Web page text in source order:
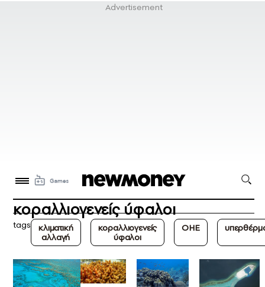
κοραλλιογενείς ύφαλοι
tags
κλιματική
αλλαγή
κοραλλιογενείς
ύφαλοι
ΟΗΕ